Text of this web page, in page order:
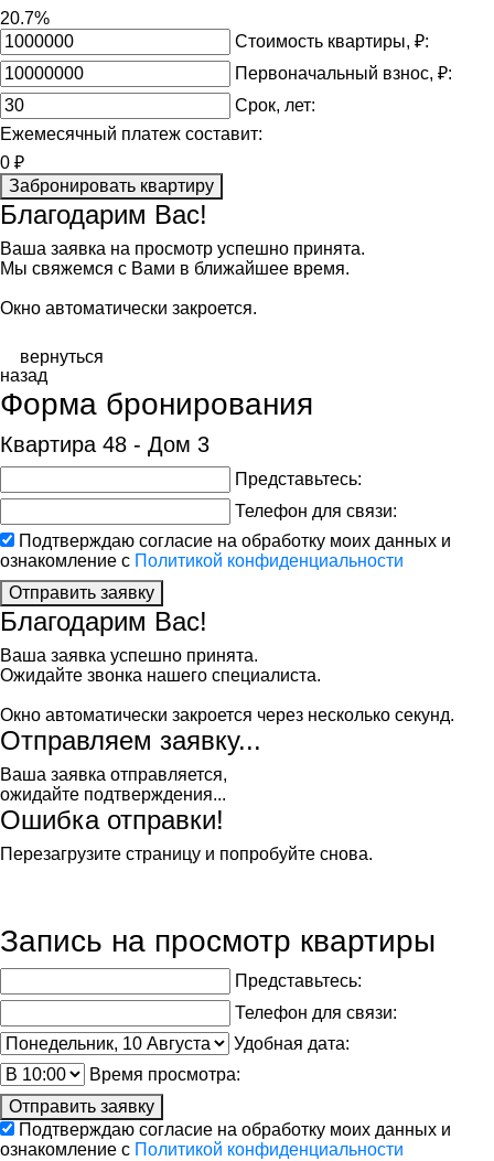
20.7%
Стоимость квартиры, ₽:
Первоначальный взнос, ₽:
Срок, лет:
Ежемесячный платеж составит:
0 ₽
Забронировать квартиру
Благодарим Вас!
Ваша заявка на просмотр успешно принята.
Мы свяжемся с Вами в ближайшее время.
Окно автоматически закроется.
вернуться
назад
Форма бронирования
Квартира 48 - Дом 3
Представьтесь:
Телефон для связи:
Подтверждаю согласие на обработку моих данных и
ознакомление с Политикой конфиденциальности
Отправить заявку
Благодарим Вас!
Ваша заявка успешно принята.
Ожидайте звонка нашего специалиста.
Окно автоматически закроется через несколько секунд.
Отправляем заявку...
Ваша заявка отправляется,
ожидайте подтверждения...
Ошибка отправки!
Перезагрузите страницу и попробуйте снова.
Запись на просмотр квартиры
Представьтесь:
Телефон для связи:
Удобная дата:
Время просмотра:
Отправить заявку
Подтверждаю согласие на обработку моих данных и
ознакомление с Политикой конфиденциальности